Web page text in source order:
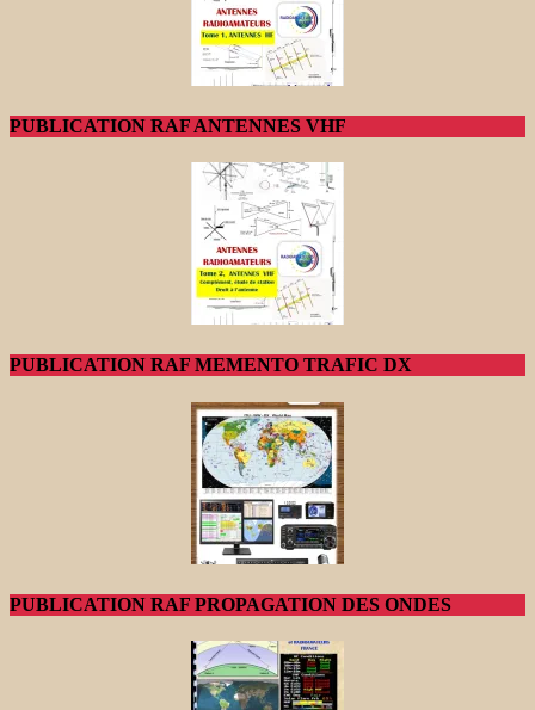
PUBLICATION RAF ANTENNES VHF
PUBLICATION RAF MEMENTO TRAFIC DX
PUBLICATION RAF PROPAGATION DES ONDES